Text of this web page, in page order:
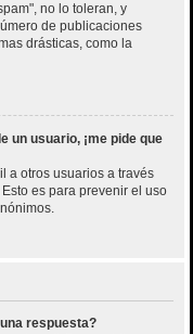
no lo toleran, y
de publicaciones
drásticas, como la
un usuario, ¡me pide que
a otros usuarios a través
es para prevenir el uso
respuesta?